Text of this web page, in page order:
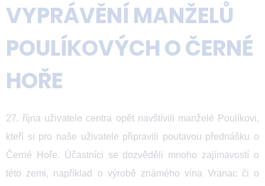
VYPRÁVĚNÍ MANŽELŮ
POULÍKOVÝCH O ČERNÉ
HOŘE
27. října uživatele centra opět navštívili manželé Poulíkovi,
kteří si pro naše uživatele připravili poutavou přednášku o
Černé Hoře. Účastníci se dozvěděli mnoho zajímavostí o
této zemi, například o výrobě známého vína Vranac či o